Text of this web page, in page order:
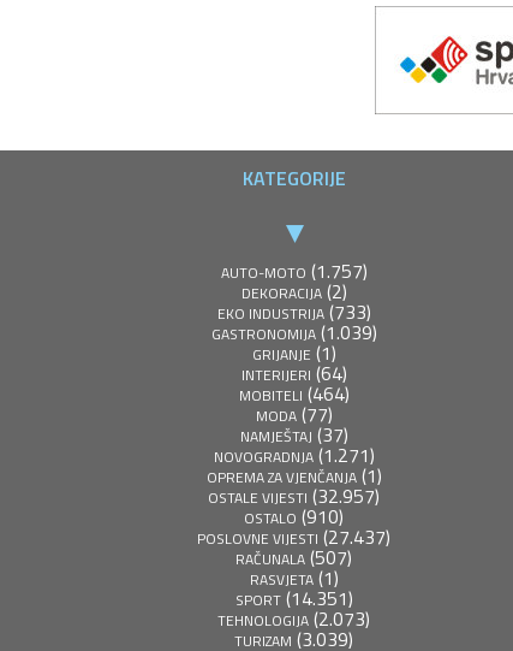
KATEGORIJE
AUTO-MOTO (1.757)
DEKORACIJA(2)
EKO INDUSTRIJA(733)
GASTRONOMIJA(1.039)
GRIJANJE (1)
INTERIJERI (64)
MOBITELI (464)
MODA(77)
NAMJEŠTAJ (37)
NOVOGRADNJA(1.271)
OPREMA ZA VJENČANJA(1)
OSTALE VIJESTI (32.957)
OSTALO (910)
POSLOVNE VIJESTI (27.437)
RAČUNALA (507)
RASVJETA(1)
SPORT(14.351)
TEHNOLOGIJA (2.073)
TURIZAM (3.039)